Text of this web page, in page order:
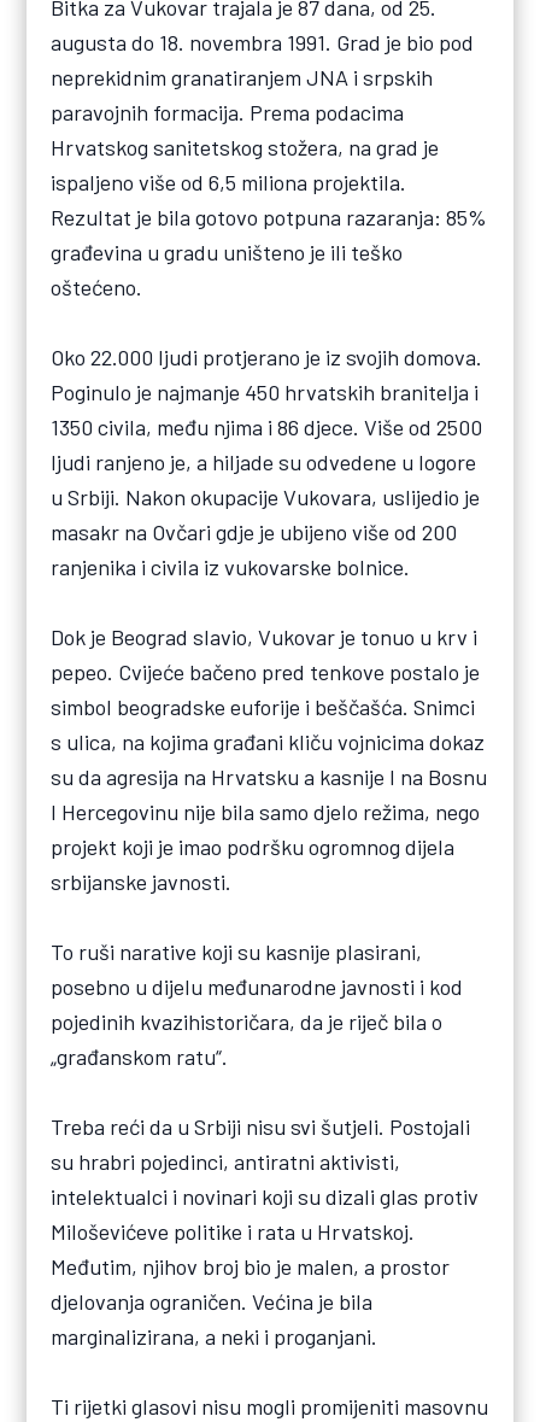
Bitka za Vukovar trajala je 87 dana, od 25.
augusta do 18. novembra 1991. Grad je bio pod
neprekidnim granatiranjem JNA i srpskih
paravojnih formacija. Prema podacima
Hrvatskog sanitetskog stožera, na grad je
ispaljeno više od 6,5 miliona projektila.
Rezultat je bila gotovo potpuna razaranja: 85%
građevina u gradu uništeno je ili teško
oštećeno.
Oko 22.000 ljudi protjerano je iz svojih domova.
Poginulo je najmanje 450 hrvatskih branitelja i
1350 civila, među njima i 86 djece. Više od 2500
ljudi ranjeno je, a hiljade su odvedene u logore
u Srbiji. Nakon okupacije Vukovara, uslijedio je
masakr na Ovčari gdje je ubijeno više od 200
ranjenika i civila iz vukovarske bolnice.
Dok je Beograd slavio, Vukovar je tonuo u krv i
pepeo. Cvijeće bačeno pred tenkove postalo je
simbol beogradske euforije i beščašća. Snimci
s ulica, na kojima građani kliču vojnicima dokaz
su da agresija na Hrvatsku a kasnije I na Bosnu
I Hercegovinu nije bila samo djelo režima, nego
projekt koji je imao podršku ogromnog dijela
srbijanske javnosti.
To ruši narative koji su kasnije plasirani,
posebno u dijelu međunarodne javnosti i kod
pojedinih kvazihistoričara, da je riječ bila o
„građanskom ratu“.
Treba reći da u Srbiji nisu svi šutjeli. Postojali
su hrabri pojedinci, antiratni aktivisti,
intelektualci i novinari koji su dizali glas protiv
Miloševićeve politike i rata u Hrvatskoj.
Međutim, njihov broj bio je malen, a prostor
djelovanja ograničen. Većina je bila
marginalizirana, a neki i proganjani.
Ti rijetki glasovi nisu mogli promijeniti masovnu